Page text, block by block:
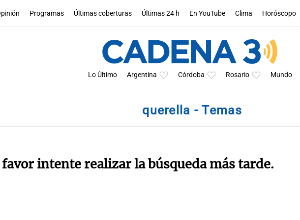
Programas Últimas coberturas Últimas 24 h En YouTube Clima Horóscopo
Lo Último Argentina Córdoba Rosario Mundo
querella - Temas
favor intente realizar la búsqueda más tarde.